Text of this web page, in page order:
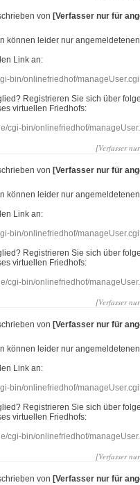
von [Verfasser nur für
können leider nur
Link an:
bin/onlinefriedhof/
Registrieren Sie sich über
virtuellen Friedhofs:
cgi-bin/onlinefriedhof/
[Verfasser
von [Verfasser nur für
können leider nur
Link an:
bin/onlinefriedhof/
Registrieren Sie sich über
virtuellen Friedhofs:
cgi-bin/onlinefriedhof/
[Verfasser
von [Verfasser nur für
können leider nur
Link an:
bin/onlinefriedhof/
Registrieren Sie sich über
virtuellen Friedhofs:
cgi-bin/onlinefriedhof/
[Verfasser
von [Verfasser nur für